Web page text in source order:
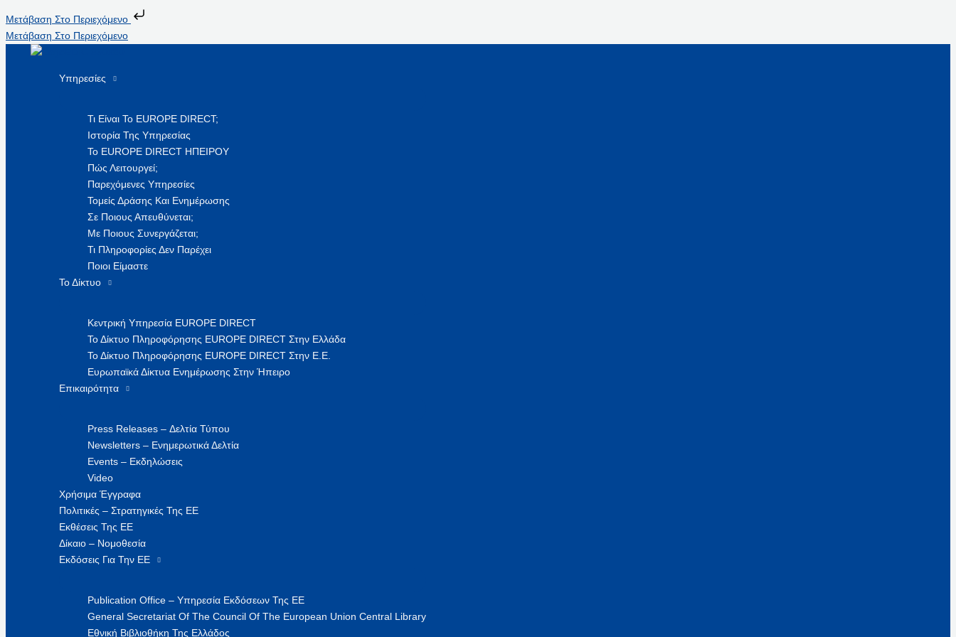
Μετάβαση Στο Περιεχόμενο
Μετάβαση Στο Περιεχόμενο
Υπηρεσίες
Τι Είναι Το EUROPE DIRECT;
Ιστορία Της Υπηρεσίας
Το EUROPE DIRECT ΗΠΕΙΡΟΥ
Πώς Λειτουργεί;
Παρεχόμενες Υπηρεσίες
Τομείς Δράσης Και Ενημέρωσης
Σε Ποιους Απευθύνεται;
Με Ποιους Συνεργάζεται;
Τι Πληροφορίες Δεν Παρέχει
Ποιοι Είμαστε
Το Δίκτυο
Κεντρική Υπηρεσία EUROPE DIRECT
Το Δίκτυο Πληροφόρησης EUROPE DIRECT Στην Ελλάδα
Το Δίκτυο Πληροφόρησης EUROPE DIRECT Στην Ε.Ε.
Ευρωπαϊκά Δίκτυα Ενημέρωσης Στην Ήπειρο
Επικαιρότητα
Press Releases – Δελτία Τύπου
Newsletters – Ενημερωτικά Δελτία
Events – Εκδηλώσεις
Video
Χρήσιμα Έγγραφα
Πολιτικές – Στρατηγικές Της ΕΕ
Εκθέσεις Της ΕΕ
Δίκαιο – Νομοθεσία
Εκδόσεις Για Την ΕΕ
Publication Office – Υπηρεσία Εκδόσεων Της ΕΕ
General Secretariat Of The Council Of The European Union Central Library
Εθνική Βιβλιοθήκη Της Ελλάδος